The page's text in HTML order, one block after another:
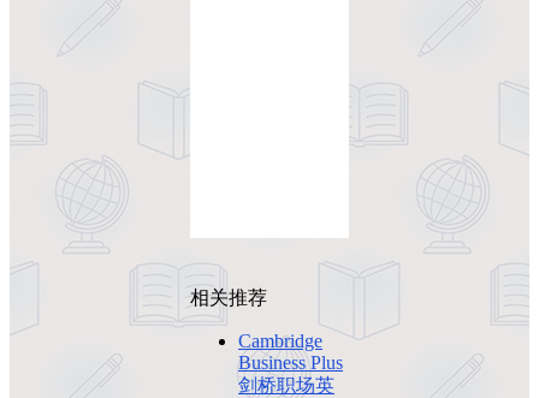
相关推荐
Cambridge
Business Plus
剑桥职场英